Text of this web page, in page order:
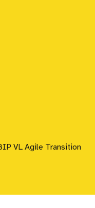
VL Agile Transition